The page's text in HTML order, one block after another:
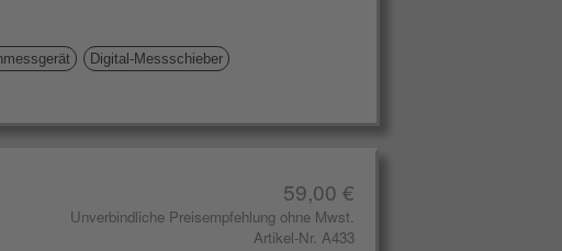
Digital-Messschieber
59,00 €
Unverbindliche Preisempfehlung ohne Mwst.
Artikel-Nr. A433